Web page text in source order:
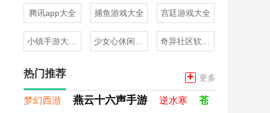
腾讯app大全 捕鱼游戏大全 宫廷游戏大全
热门推荐 + 更多
梦幻西游 燕云十六声手游 逆水寒
苍